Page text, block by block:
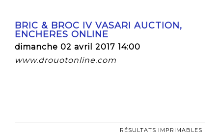
BRIC & BROC IV VASARI AUCTION,
ENCHERES ONLINE
dimanche 02 avril 2017 14:00
www.drouotonline.com
RÉSULTATS IMPRIMABLES